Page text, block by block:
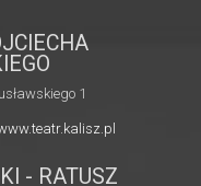
1
- RATUSZ